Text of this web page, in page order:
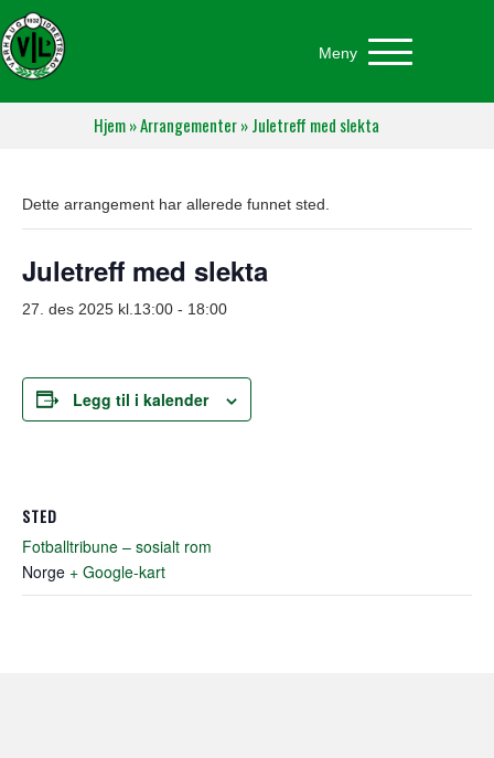
Meny
Hjem»Arrangementer»Juletreff med slekta
Dette arrangement har allerede funnet sted.
Juletreff med slekta
27. des 2025 kl.13:00 - 18:00
Legg til i kalender
STED
Fotballtribune – sosialt rom
Norge + Google-kart